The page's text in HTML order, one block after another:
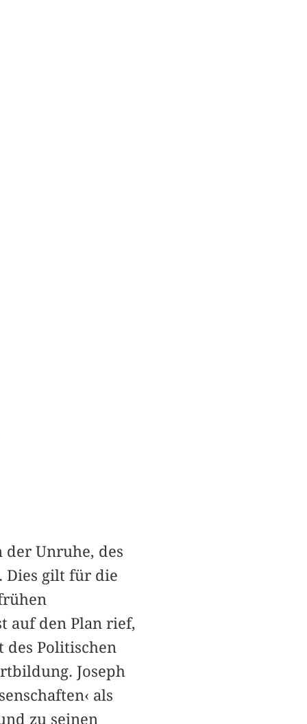
Unruhe, des
Dies gilt für die
auf den Plan rief,
des Politischen
Joseph
als
zu seinen